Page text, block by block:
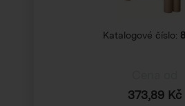
Katalogové číslo:
373,89 Kč